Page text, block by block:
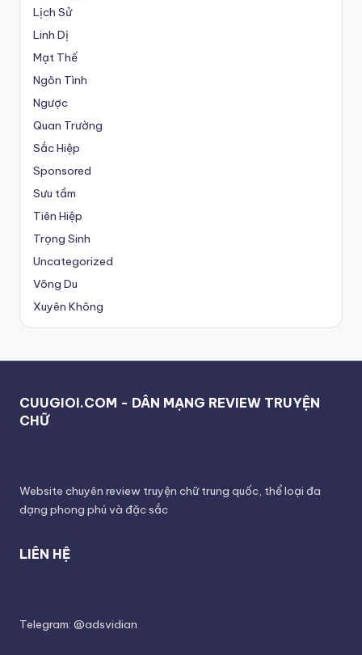
Lịch Sử
Linh Dị
Mạt Thế
Ngôn Tình
Ngược
Quan Trường
Sắc Hiệp
Sponsored
Sưu tầm
Tiên Hiệp
Trọng Sinh
Uncategorized
Võng Du
Xuyên Không
CUUGIOI.COM - DÂN MẠNG REVIEW TRUYỆN
CHỮ
Website chuyên review truyện chữ trung quốc, thể loại đa
dạng phong phú và đặc sắc
LIÊN HỆ
Telegram: @adsvidian